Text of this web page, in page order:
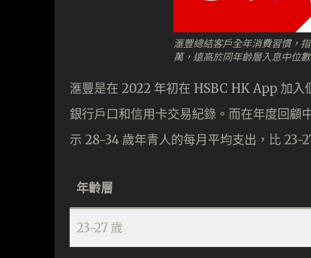
滙豐總結客戶全年消費習慣，
萬，遠高於同年齡層入息中位
滙豐是在 2022 年初在 HSBC HK App 加入
銀行戶口和信用卡交易紀錄。而在年度回顧
示 28-34 歲年青人的每月平均支出，比 23-
年齡層
23-27 歲